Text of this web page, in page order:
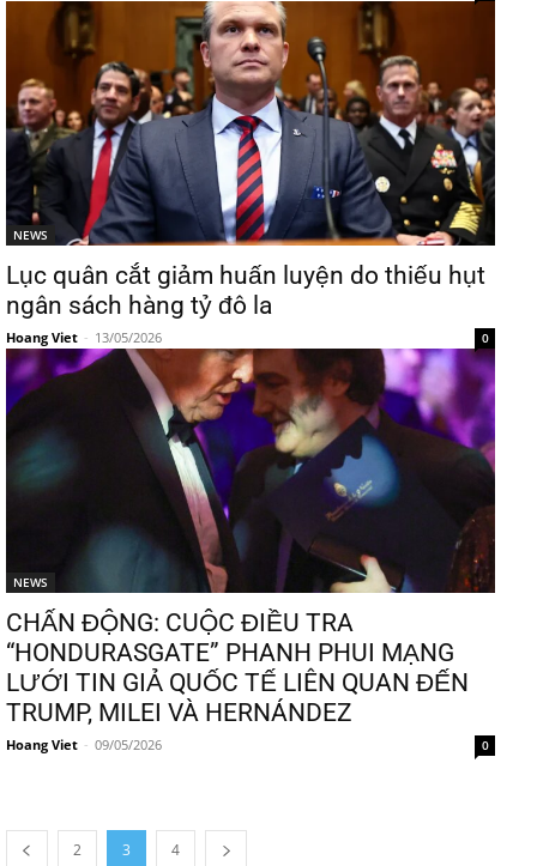
NEWS
Lục quân cắt giảm huấn luyện do thiếu hụt
ngân sách hàng tỷ đô la
Hoang Viet - 13/05/2026 0
NEWS
CHẤN ĐỘNG: CUỘC ĐIỀU TRA
“HONDURASGATE” PHANH PHUI MẠNG
LƯỚI TIN GIẢ QUỐC TẾ LIÊN QUAN ĐẾN
TRUMP, MILEI VÀ HERNÁNDEZ
Hoang Viet - 09/05/2026 0
2 3 4